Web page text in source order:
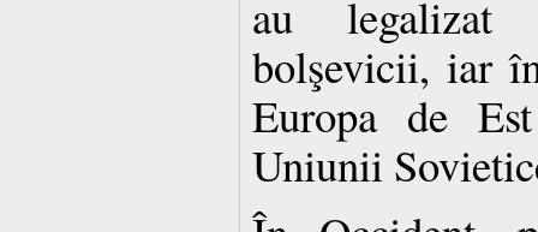
au legalizat
bolşevicii, iar
Europa de
Uniunii